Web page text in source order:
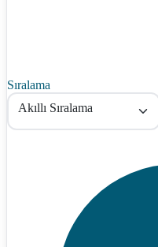
Sıralama
Akıllı Sıralama